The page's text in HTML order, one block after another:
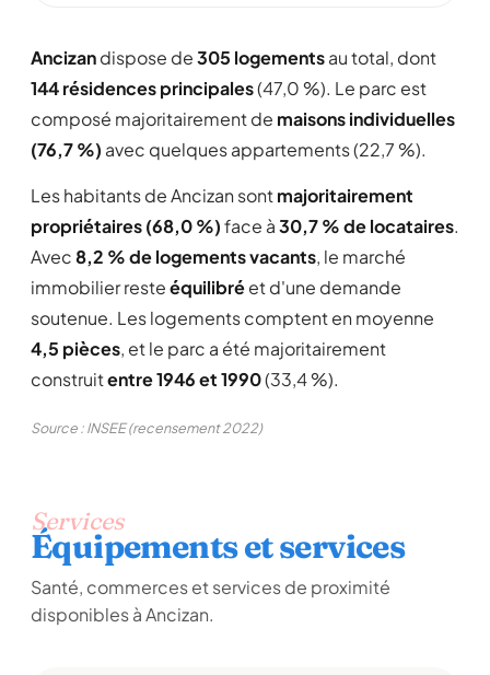
Ancizandispose de305 logementsau total, dont
144 résidences principales(47,0 %). Le parc est
composé majoritairement de maisons individuelles
(76,7 %) avec quelques appartements (22,7 %).
Les habitants de Ancizan sontmajoritairement
propriétaires (68,0 %)face à30,7 % de locataires.
Avec8,2 % de logements vacants, le marché
immobilier resteéquilibréet d'une demande
soutenue. Les logements comptent en moyenne
4,5 pièces, et le parc a été majoritairement
construitentre 1946 et 1990(33,4 %).
Source : INSEE (recensement 2022)
Services
Équipements et services
Santé, commerces et services de proximité
disponibles à Ancizan.